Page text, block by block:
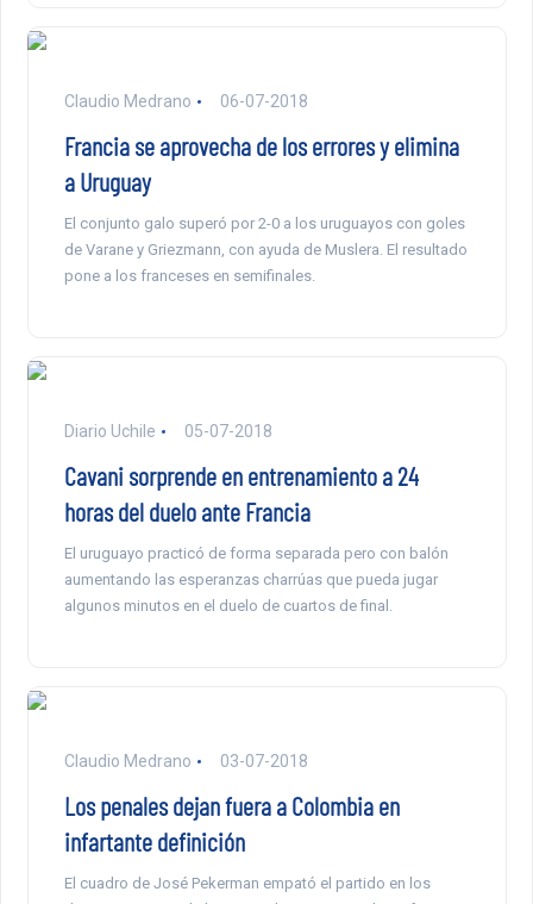
Claudio Medrano 06-07-2018
Francia se aprovecha de los errores y elimina
a Uruguay
El conjunto galo superó por 2-0 a los uruguayos con goles
de Varane y Griezmann, con ayuda de Muslera. El resultado
pone a los franceses en semifinales.
Diario Uchile 05-07-2018
Cavani sorprende en entrenamiento a 24
horas del duelo ante Francia
El uruguayo practicó de forma separada pero con balón
aumentando las esperanzas charrúas que pueda jugar
algunos minutos en el duelo de cuartos de final.
Claudio Medrano 03-07-2018
Los penales dejan fuera a Colombia en
infartante definición
El cuadro de José Pekerman empató el partido en los